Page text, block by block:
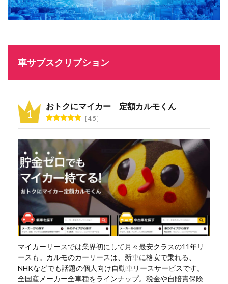
車サブスクリプション
おトクにマイカー 定額カルモくん
4.5
マイカーリースでは業界初にして月々最安クラスの11年リ
ースも。カルモのカーリースは、新車に格安で乗れる、
NHKなどでも話題の個人向け自動車リースサービスです。
全国産メーカー全車種をラインナップ。税金や自賠責保険